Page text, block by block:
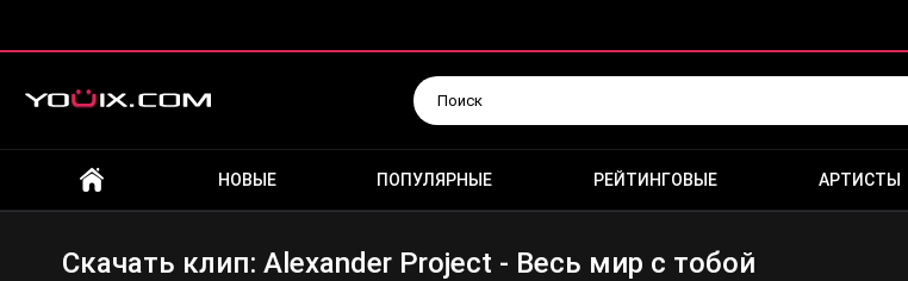
НОВЫЕ ПОПУЛЯРНЫЕ РЕЙТИНГОВЫЕ АРТИСТЫ
Скачать клип: Alexander Project - Весь мир с тобой